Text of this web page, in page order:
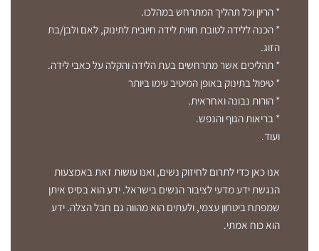
* הריון וכל תהליך המתרחש במהלכו.
* הכנה ללידה לטובת חווית לידה חיובית לתינוק, לאם ולבן/בת
הזוג.
* תהליכים אשר מתרחשים בעת הלידה והקלה על כאבי לידה.
* טיפול בתינוק באופן המיטיב עימו ביותר
* הורות נבונה ואחראית.
* בריאות הגוף והנפש.
ועוד.
אנו כאן כדי לתרום לחיזוק נשים, ואנו עושות זאת באמצעות
הנגשת ידע מדעי לציבור הנשים בישראל. ידע הוא בסיס איתן
שמפתח ביטחון עצמי, ולעתים הוא מהווה גם חבל הצלה. ידע
הוא כוח אמתי.